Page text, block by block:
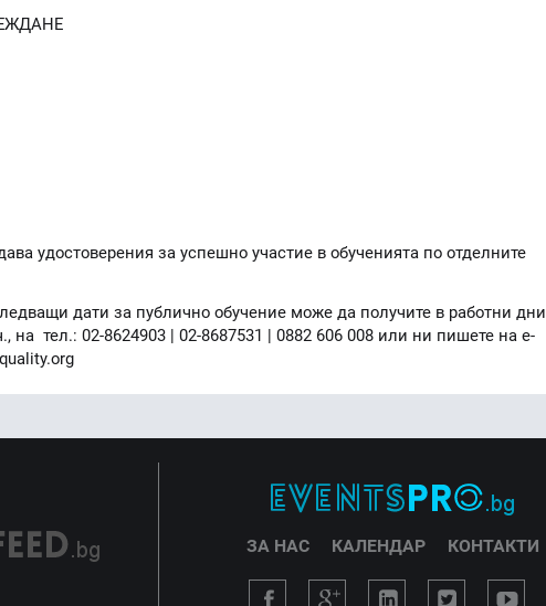
удостоверения за успешно участие в обученията по отделните
дати за публично обучение може да получите в работни дни
на тел.: 02-8624903 | 02-8687531 | 0882 606 008 или ни пишете на e-
ЗА НАС КАЛЕНДАР КОНТАКТИ